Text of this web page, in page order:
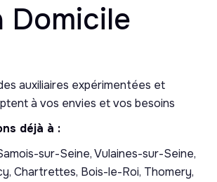
Domicile
auxiliaires expérimentées et
à vos envies et vos besoins
déjà à :
sur-Seine, Vulaines-sur-Seine,
Chartrettes, Bois-le-Roi, Thomery,